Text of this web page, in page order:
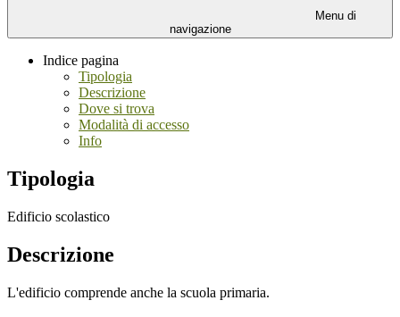
Menu di
navigazione
Indice pagina
Tipologia
Descrizione
Dove si trova
Modalità di accesso
Info
Tipologia
Edificio scolastico
Descrizione
L'edificio comprende anche la scuola primaria.